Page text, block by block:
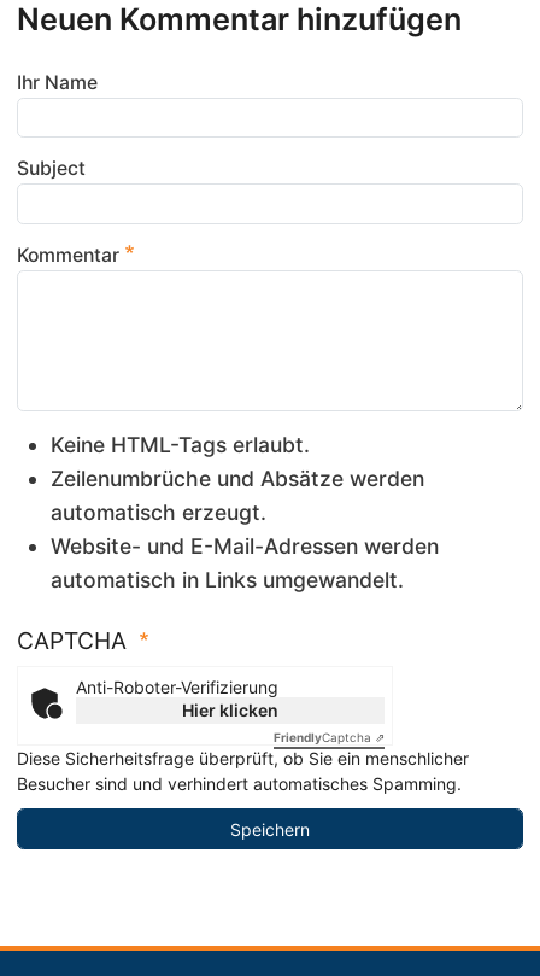
Neuen Kommentar hinzufügen
Ihr Name
Subject
Kommentar
Keine HTML-Tags erlaubt.
Zeilenumbrüche und Absätze werden
automatisch erzeugt.
Website- und E-Mail-Adressen werden
automatisch in Links umgewandelt.
CAPTCHA
Anti-Roboter-Verifizierung
Hier klicken
FriendlyCaptcha ⇗
Diese Sicherheitsfrage überprüft, ob Sie ein menschlicher
Besucher sind und verhindert automatisches Spamming.